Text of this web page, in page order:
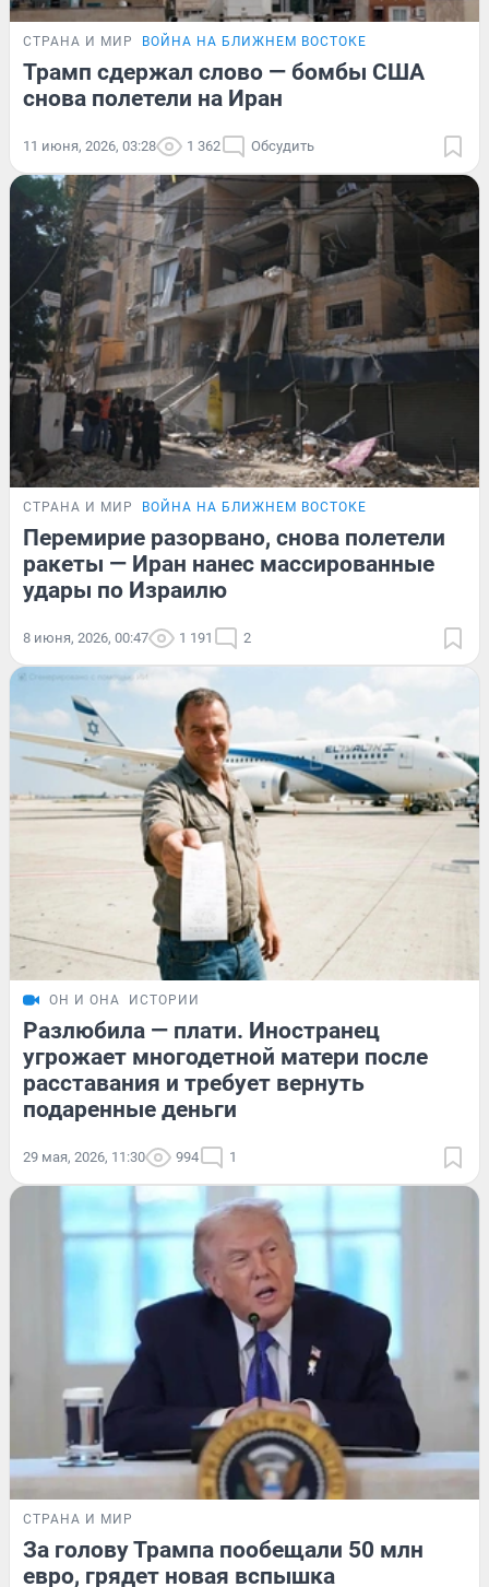
СТРАНА И МИР ВОЙНА НА БЛИЖНЕМ ВОСТОКЕ
Трамп сдержал слово — бомбы США
снова полетели на Иран
11 июня, 2026, 03:28 1 362 Обсудить
СТРАНА И МИР ВОЙНА НА БЛИЖНЕМ ВОСТОКЕ
Перемирие разорвано, снова полетели
ракеты — Иран нанес массированные
удары по Израилю
8 июня, 2026, 00:47 1 191 2
ОН И ОНА ИСТОРИИ
Разлюбила — плати. Иностранец
угрожает многодетной матери после
расставания и требует вернуть
подаренные деньги
29 мая, 2026, 11:30 994 1
СТРАНА И МИР
За голову Трампа пообещали 50 млн
евро, грядет новая вспышка